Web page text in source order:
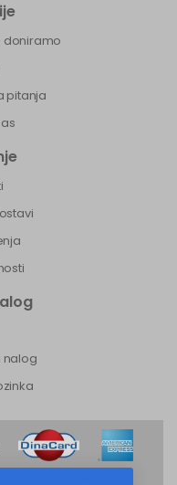
doniramo
pitanja
nalog